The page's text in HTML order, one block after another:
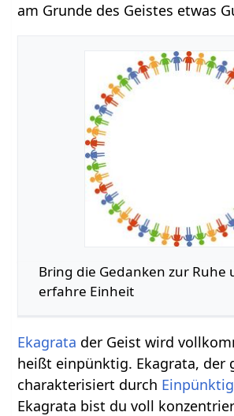
am Grunde des Geistes etwas
Bring die Gedanken zur Ruhe
erfahre Einheit
Ekagrata der Geist wird
heißt einpünktig. Ekagrata, der
charakterisiert durch
Ekagrata bist du voll